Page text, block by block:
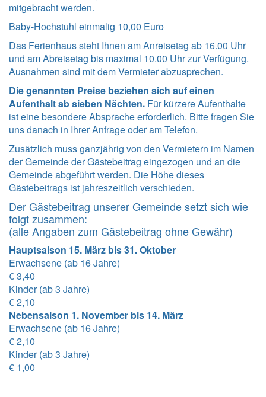
mitgebracht werden.
Baby-Hochstuhl einmalig 10,00 Euro
Das Ferienhaus steht Ihnen am Anreisetag ab 16.00 Uhr
und am Abreisetag bis maximal 10.00 Uhr zur Verfügung.
Ausnahmen sind mit dem Vermieter abzusprechen.
Die genannten Preise beziehen sich auf einen
Aufenthalt ab sieben Nächten. Für kürzere Aufenthalte
ist eine besondere Absprache erforderlich. Bitte fragen Sie
uns danach in Ihrer Anfrage oder am Telefon.
Zusätzlich muss ganzjährig von den Vermietern im Namen
der Gemeinde der Gästebeitrag eingezogen und an die
Gemeinde abgeführt werden. Die Höhe dieses
Gästebeitrags ist jahreszeitlich verschieden.
Der Gästebeitrag unserer Gemeinde setzt sich wie
folgt zusammen:
(alle Angaben zum Gästebeitrag ohne Gewähr)
Hauptsaison 15. März bis 31. Oktober
Erwachsene (ab 16 Jahre)
€ 3,40
Kinder (ab 3 Jahre)
€ 2,10
Nebensaison 1. November bis 14. März
Erwachsene (ab 16 Jahre)
€ 2,10
Kinder (ab 3 Jahre)
€ 1,00